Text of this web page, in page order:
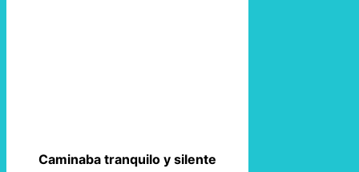
Caminaba tranquilo y silente